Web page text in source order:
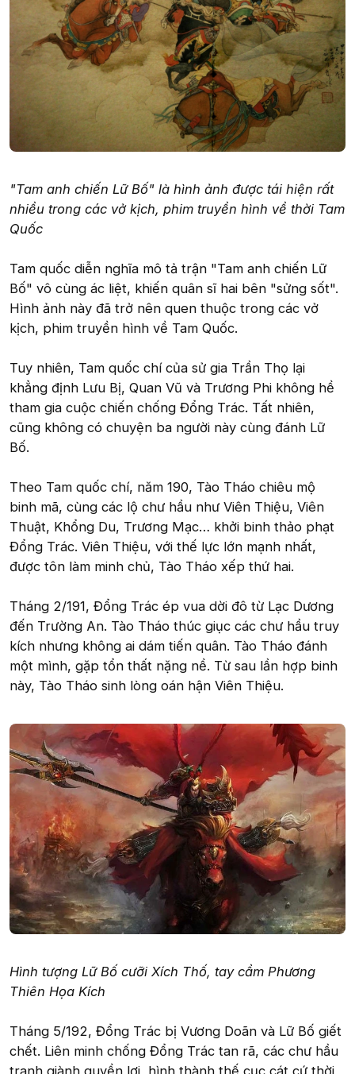
"Tam anh chiến Lữ Bố" là hình ảnh được tái hiện rất
nhiều trong các vở kịch, phim truyền hình về thời Tam
Quốc
Tam quốc diễn nghĩa mô tả trận "Tam anh chiến Lữ
Bố" vô cùng ác liệt, khiến quân sĩ hai bên "sửng sốt".
Hình ảnh này đã trở nên quen thuộc trong các vở
kịch, phim truyền hình về Tam Quốc.
Tuy nhiên, Tam quốc chí của sử gia Trần Thọ lại
khẳng định Lưu Bị, Quan Vũ và Trương Phi không hề
tham gia cuộc chiến chống Đổng Trác. Tất nhiên,
cũng không có chuyện ba người này cùng đánh Lữ
Bố.
Theo Tam quốc chí, năm 190, Tào Tháo chiêu mộ
binh mã, cùng các lộ chư hầu như Viên Thiệu, Viên
Thuật, Khổng Du, Trương Mạc… khởi binh thảo phạt
Đổng Trác. Viên Thiệu, với thế lực lớn mạnh nhất,
được tôn làm minh chủ, Tào Tháo xếp thứ hai.
Tháng 2/191, Đổng Trác ép vua dời đô từ Lạc Dương
đến Trường An. Tào Tháo thúc giục các chư hầu truy
kích nhưng không ai dám tiến quân. Tào Tháo đánh
một mình, gặp tổn thất nặng nề. Từ sau lần hợp binh
này, Tào Tháo sinh lòng oán hận Viên Thiệu.
Hình tượng Lữ Bố cưỡi Xích Thố, tay cầm Phương
Thiên Họa Kích
Tháng 5/192, Đổng Trác bị Vương Doãn và Lữ Bố giết
chết. Liên minh chống Đổng Trác tan rã, các chư hầu
tranh giành quyền lợi, hình thành thế cục cát cứ thời